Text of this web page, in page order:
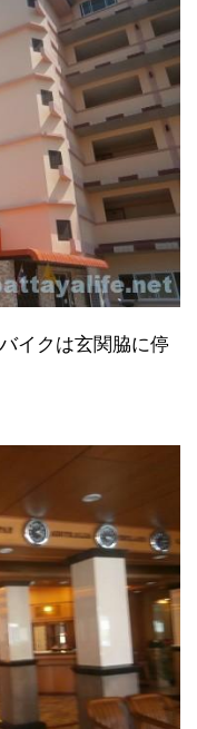
イクは玄関脇に停